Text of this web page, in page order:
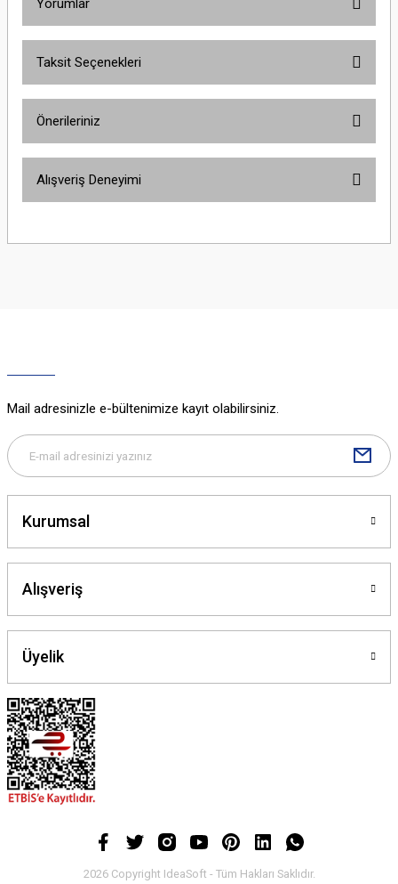
Yorumlar
Taksit Seçenekleri
Önerileriniz
yetersiz gördüğünüz noktaları öneri formunu kullanarak tarafımıza
Gönder
Alışveriş Deneyimi
Mail adresinizle e-bültenimize kayıt olabilirsiniz.
Kurumsal
Alışveriş
Üyelik
2026 Copyright IdeaSoft - Tüm Hakları Saklıdır.